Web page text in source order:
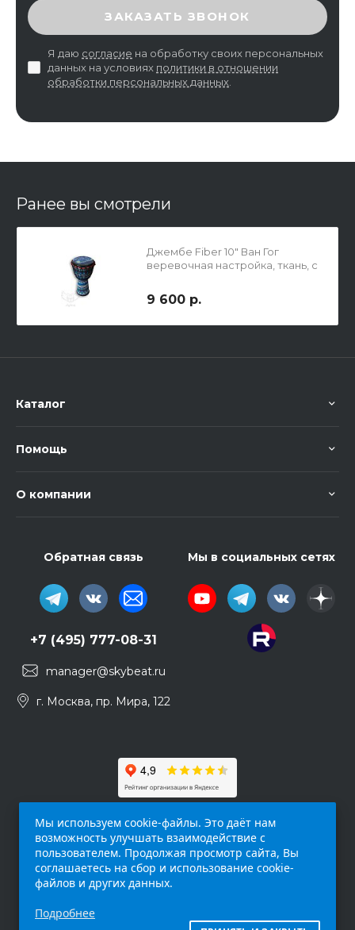
ВВЕДИТЕ ПРОВЕРОЧНЫЙ КОД
ЗАКАЗАТЬ ЗВОНОК
Я даю согласие на обработку своих персональных
данных на условиях политики в отношении
обработки персональных данных
Ранее вы смотрели
Джембе Fiber 10" Ван Гог
веревочная настройка, ткань, с
9 600 р.
Каталог
Помощь
О компании
Обратная связь
+7 (495) 777-08-31
manager@skybeat.ru
г. Москва, пр. Мира, 122
Мы в социальных сетях
интернет-сайт (
Мы используем cookie-файлы. Это даёт нам
возможность улучшать взаимодействие с
пользователем. Продолжая просмотр сайта, Вы
соглашаетесь на сбор и использование cookie-
файлов и других данных.
Подробнее